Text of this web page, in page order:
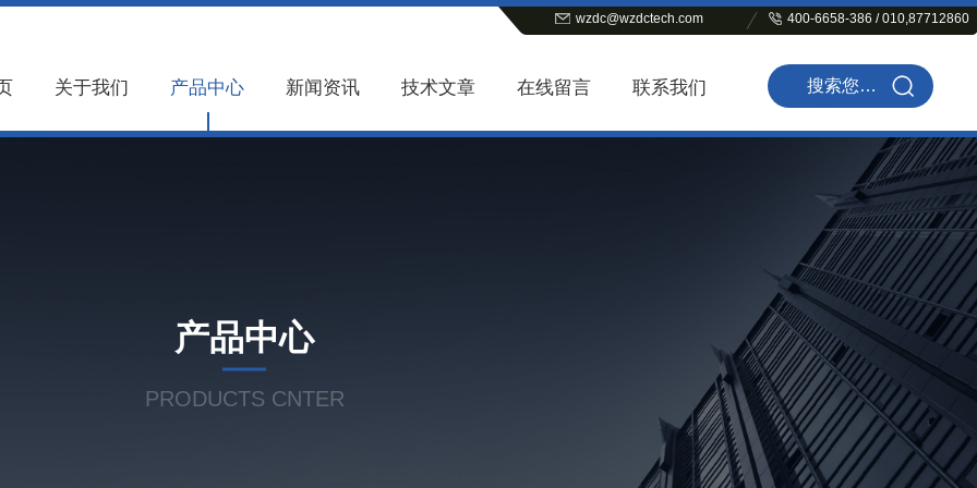
wzdc@wzdctech.com 400-6658-386 / 010,87712860
关于我们 产品中心 新闻资讯 技术文章 在线留言 联系我们
产品中心
PRODUCTS CNTER